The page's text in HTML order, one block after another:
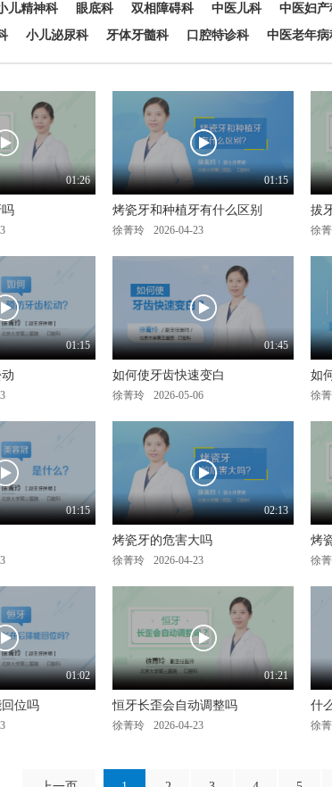
儿精神科
眼底科 双相障碍科 中医儿科 中医妇产
小儿泌尿科 牙体牙髓科 口腔特诊科 中医老年病
01:26 01:15
烤瓷牙和种植牙有什么区别
徐菁玲 2026-04-23
拔
徐
01:15 01:45
如何使牙齿快速变白
徐菁玲 2026-05-06
如
徐
01:15 02:13
烤瓷牙的危害大吗
徐菁玲 2026-04-23
烤
徐
01:02
位吗
01:21
恒牙长歪会自动调整吗
徐菁玲 2026-04-23
什
徐